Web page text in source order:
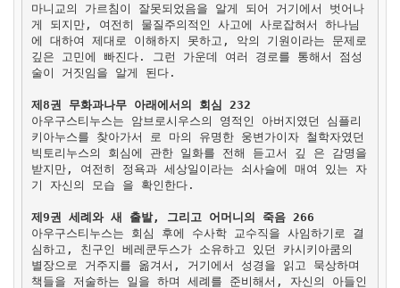
마니교의 가르침이 잘못되었음을 알게 되어 거기에서 벗어나
게 되지만, 여전히 물질주의적인 사고에 사로잡혀서 하나님
에 대하여 제대로 이해하지 못하고, 악의 기원이라는 문제로
깊은 고민에 빠진다. 그런 가운데 여러 경로를 통해서 점성
술이 거짓임을 알게 된다.
제8권 무화과나무 아래에서의 회심 232
아우구스티누스는 암브로시우스의 영적인 아버지였던 심플리
키아누스를 찾아가서 로 마의 유명한 웅변가이자 철학자였던
빅토리누스의 회심에 관한 일화를 전해 듣고서 깊 은 감명을
받지만, 여전히 정욕과 세상일이라는 쇠사슬에 매여 있는 자
기 자신의 모습 을 확인한다.
제9권 세례와 새 출발, 그리고 어머니의 죽음 266
아우구스티누스는 회심 후에 수사학 교수직을 사임하기로 결
심하고, 친구인 베레쿤두스가 소유하고 있던 카시키아쿰의
별장으로 거주지를 옮겨서, 거기에서 성경을 읽고 묵상하며
책들을 저술하는 일을 하며 세례를 준비해서, 자신의 아들인